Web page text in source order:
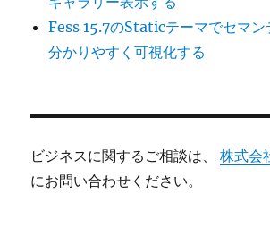
Fess 15.7のStaticテーマでセマン
分かりやすく可視化する
ビジネスに関するご相談は、株式会
にお問い合わせください。